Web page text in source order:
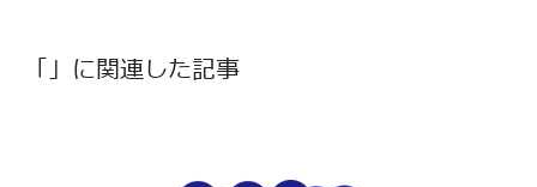
「」に関連した記事